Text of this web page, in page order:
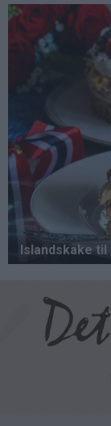
Hopp
hovedinnhold